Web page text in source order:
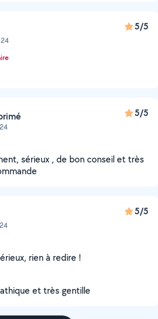
5/5
5/5
sérieux , de bon conseil et très
5/5
rien à redire !
et très gentille